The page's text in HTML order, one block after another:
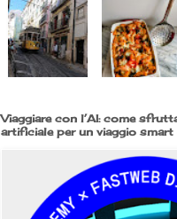
Viaggiare con l’AI: come
artificiale per un viaggio